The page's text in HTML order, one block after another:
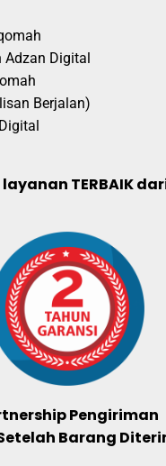
Adzan Digital
Berjalan)
TERBAIK
Pengiriman
Barang